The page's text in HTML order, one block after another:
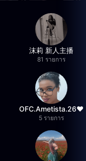
沫莉 新人主播
81 รายการ
OFC.Ametista.26❤
5 รายการ